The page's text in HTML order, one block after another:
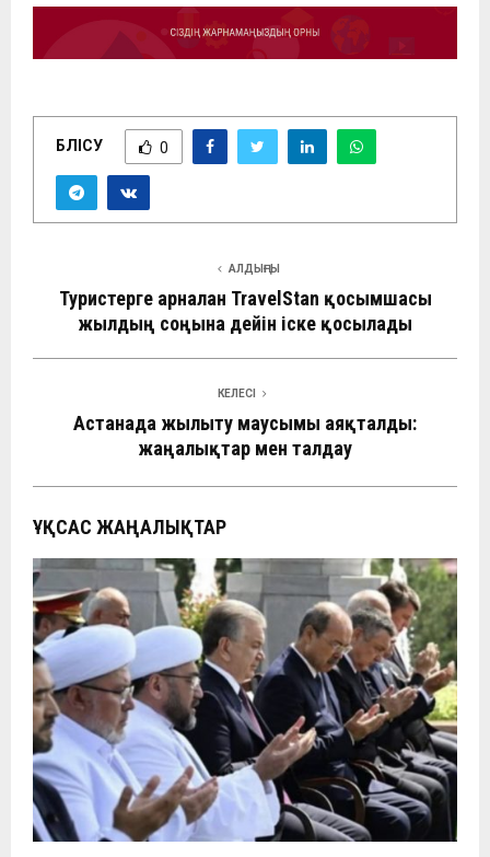
БӨЛІСУ 0
АЛДЫҢҒЫ
Туристерге арналған TravelStan қосымшасы
жылдың соңына дейін іске қосылады
КЕЛЕСІ
Астанада жылыту маусымы аяқталды:
жаңалықтар мен талдау
ҰҚСАС ЖАҢАЛЫҚТАР